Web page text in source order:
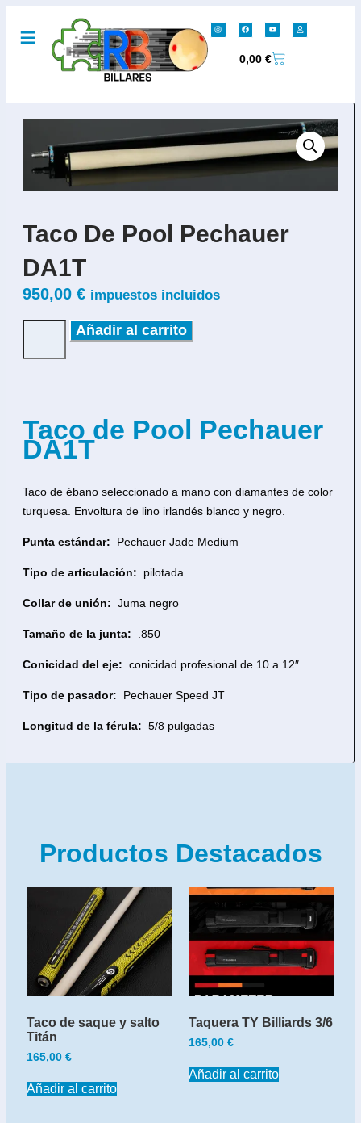
0,00 €
Taco De Pool Pechauer
DA1T
950,00 € impuestos incluidos
Añadir al carrito
Taco de Pool Pechauer
DA1T
Taco de ébano seleccionado a mano con diamantes de color
turquesa. Envoltura de lino irlandés blanco y negro.
Punta estándar: Pechauer Jade Medium
Tipo de articulación: pilotada
Collar de unión: Juma negro
Tamaño de la junta: .850
Conicidad del eje: conicidad profesional de 10 a 12″
Tipo de pasador: Pechauer Speed ​​JT
Longitud de la férula: 5/8 pulgadas
Productos Destacados
Taco de saque y salto
Titán
165,00 €
Añadir al carrito
Taquera TY Billiards 3/6
165,00 €
Añadir al carrito